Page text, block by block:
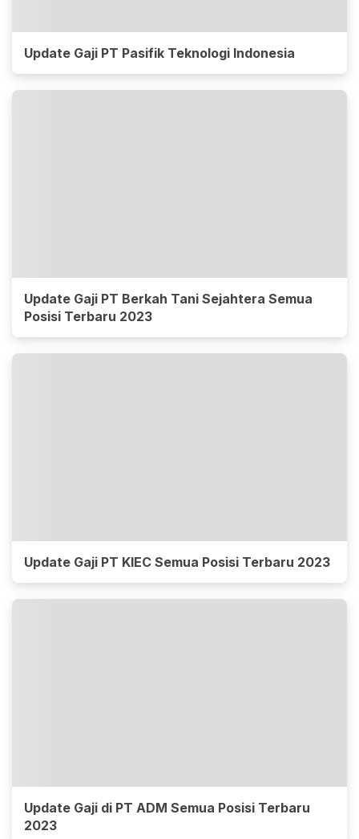
Update Gaji PT Pasifik Teknologi Indonesia
Update Gaji PT Berkah Tani Sejahtera Semua
Posisi Terbaru 2023
Update Gaji PT KIEC Semua Posisi Terbaru 2023
Update Gaji di PT ADM Semua Posisi Terbaru
2023